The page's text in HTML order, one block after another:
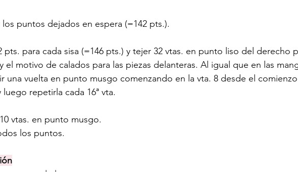
los puntos dejados en espera (=142 pts.).
pts. para cada sisa (=146 pts.) y tejer 32 vtas. en punto liso del derecho
el motivo de calados para las piezas delanteras. Al igual que en las
una vuelta en punto musgo comenzando en la vta. 8 desde el comienzo
luego repetirla cada 16ª vta.
vtas. en punto musgo.
los puntos.